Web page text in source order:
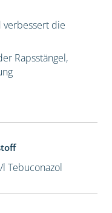
die
Rapsstängel,
l Tebuconazol